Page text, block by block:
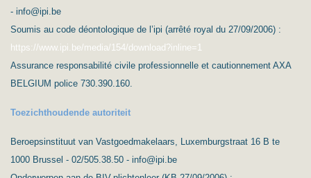
- info@ipi.be
Soumis au code déontologique de l’ipi (arrêté royal du 27/09/2006) :
https://www.ipi.be/media/154/download?inline=1
Assurance responsabilité civile professionnelle et cautionnement AXA
BELGIUM police 730.390.160.
Toezichthoudende autoriteit
Beroepsinstituut van Vastgoedmakelaars, Luxemburgstraat 16 B te
1000 Brussel - 02/505.38.50 - info@ipi.be